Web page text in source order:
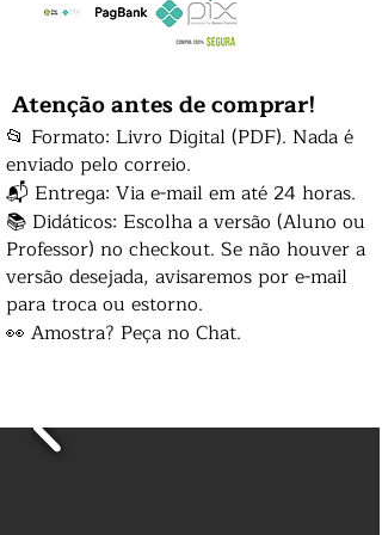
Atenção antes de comprar!
📂 Formato: Livro Digital (PDF). Nada é
enviado pelo correio.
📬 Entrega: Via e-mail em até 24 horas.
📚 Didáticos: Escolha a versão (Aluno ou
Professor) no checkout. Se não houver a
versão desejada, avisaremos por e-mail
para troca ou estorno.
👀 Amostra? Peça no Chat.